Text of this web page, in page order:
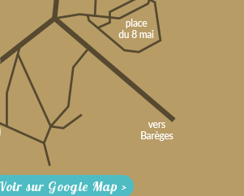
sur Google Map >